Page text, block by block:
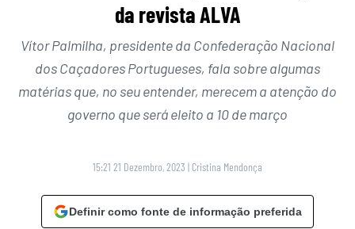
da revista ALVA
Vítor Palmilha, presidente da Confederação Nacional
dos Caçadores Portugueses, fala sobre algumas
matérias que, no seu entender, merecem a atenção do
governo que será eleito a 10 de março
15:21 21 Dezembro, 2023 | Cristina Mendonça
Definir como fonte de informação preferida